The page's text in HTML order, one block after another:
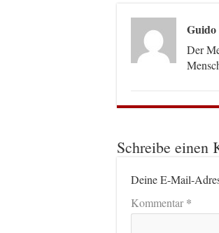
Der
Schreibe einen
Deine E-Mail-
Kommentar*